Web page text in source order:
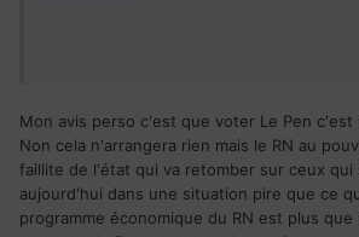
Mon avis perso c'est que voter Le Pen c'est
Non cela n'arrangera rien mais le RN au
faillite de l'état qui va retomber sur ceux qui
aujourd'hui dans une situation pire que ce
programme économique du RN est plus